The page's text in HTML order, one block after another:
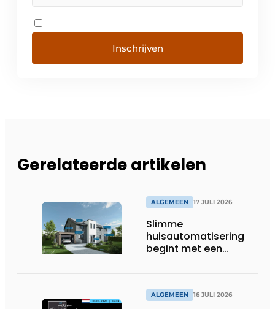
Inschrijven
Gerelateerde artikelen
ALGEMEEN 17 JULI 2026
Slimme
huisautomatisering
begint met een
ALGEMEEN 16 JULI 2026